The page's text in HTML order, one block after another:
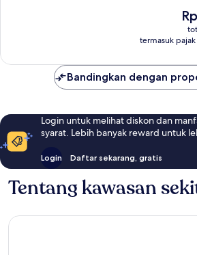
termasuk
Bandingkan dengan
Login untuk melihat diskon dan
syarat. Lebih banyak reward untuk
Login Daftar sekarang, gratis
Tentang kawasan